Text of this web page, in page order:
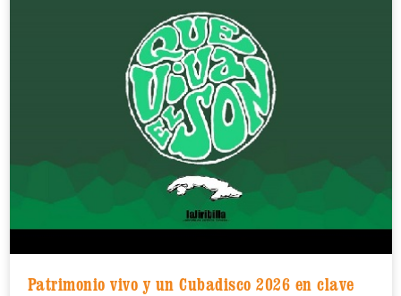
Patrimonio vivo y un Cubadisco 2026 en clave